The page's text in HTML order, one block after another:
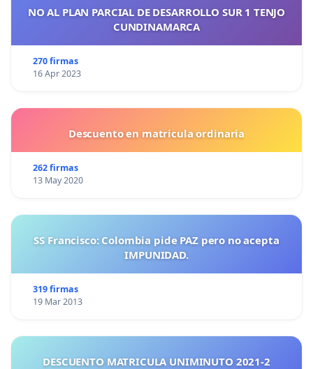
NO AL PLAN PARCIAL DE DESARROLLO SUR 1 TENJO
CUNDINAMARCA
270 firmas
16 Apr 2023
Descuento en matricula ordinaria
262 firmas
13 May 2020
SS Francisco: Colombia pide PAZ pero no acepta
IMPUNIDAD.
319 firmas
19 Mar 2013
DESCUENTO MATRICULA UNIMINUTO 2021-2